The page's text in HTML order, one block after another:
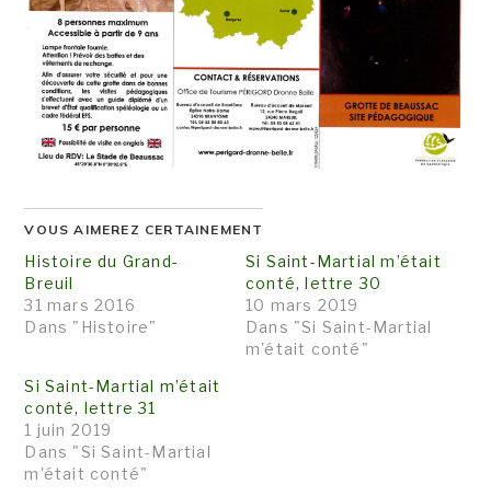
VOUS AIMEREZ CERTAINEMENT
Histoire du Grand-
Breuil
31 mars 2016
Dans "Histoire"
Si Saint-Martial m’était
conté, lettre 30
10 mars 2019
Dans "Si Saint-Martial
m'était conté"
Si Saint-Martial m’était
conté, lettre 31
1 juin 2019
Dans "Si Saint-Martial
m'était conté"